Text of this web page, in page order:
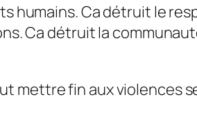
humains. Ca détruit le
Ca détruit la
mettre fin aux violences